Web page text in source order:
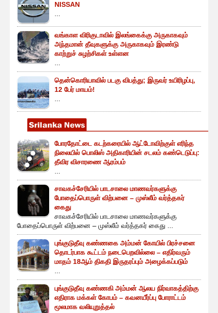
NISSAN
...
வங்காள விரிகுடாவில் இலங்கைக்கு அருகாகவும்
அந்தமான் தீவுகளுக்கு அருகாகவும் இரண்டு
காற்றுச் சுழற்சிகள் உள்ளன
...
தென்கொரியாவில் படகு விபத்து; இருவர் உயிரிழப்பு,
12 பேர் மாயம்!
...
போரதோட்டை கடற்கரையில் ஆட்டோவிற்குள் எரிந்த
நிலையில் பொலிஸ் அதிகாரியின் சடலம் கண்டெடுப்பு:
தீவிர விசாரணை ஆரம்பம்
...
சாவகச்சேரியில் பாடசாலை மாணவர்களுக்கு
போதைப்பொருள் விற்பனை – முஸ்லீம் வர்த்தகர்
கைது
சாவகச்சேரியில் பாடசாலை மாணவர்களுக்கு
போதைப்பொருள் விற்பனை – முஸ்லீம் வர்த்தகர் கைது ...
புங்குடுதீவு கண்ணகை அம்மன் கோயில் பிரச்சனை
தொடர்பாக கூட்டம் நடைபெறவில்லை – எதிர்வரும்
மாதம் 18ஆம் திகதி இருதரப்பும் அழைக்கப்படும்
...
புங்குடுதீவு கண்ணகி அம்மன் ஆலய நிர்வாகத்திற்கு
எதிராக மக்கள் கோபம் – கவனயீர்ப்பு போராட்டம்
மூலமாக வலியுறுத்தல்